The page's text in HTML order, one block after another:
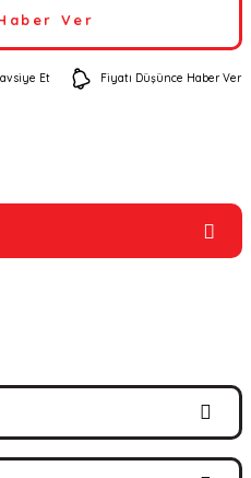
Ver
Et Fiyatı Düşünce Haber Ver